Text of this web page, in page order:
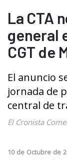
La CTA
general
CGT de
El anuncio
jornada de
central de
El Cronista
10 de Octubre de